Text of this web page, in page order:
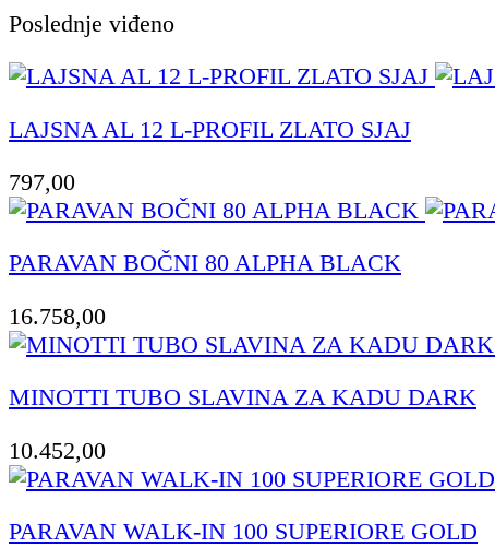
Poslednje viđeno
LAJSNA AL 12 L-PROFIL ZLATO SJAJ
797,00
PARAVAN BOČNI 80 ALPHA BLACK
16.758,00
MINOTTI TUBO SLAVINA ZA KADU DARK
10.452,00
PARAVAN WALK-IN 100 SUPERIORE GOLD